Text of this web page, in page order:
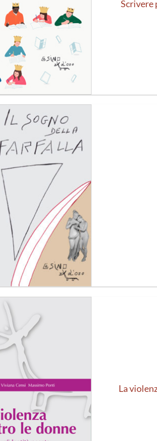
Scrivere
Aggiungi
alla lista
dei
desideri
La